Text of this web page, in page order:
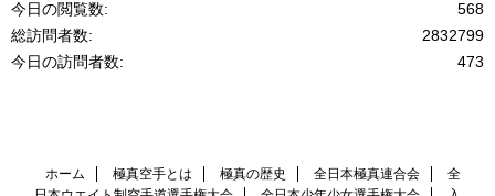
568
今日の閲覧数:
2832799
総訪問者数:
473
今日の訪問者数:
ホーム 極真空手とは 極真の歴史 全日本極真連合会
全